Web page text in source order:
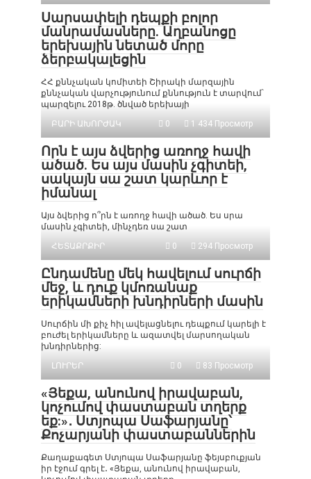
Սարսափելի դեպքի բոլոր
մանրամասները. Աղբանոցը
երեխային նետած մորը
ձերբակալեցին
ՀՀ քննչական կոմիտեի Շիրակի մարզային
քննչական վարչությունում քննություն է տարվում՝
պարզելու 2018թ. ծնված երեխայի
ԲԱՐԻ ԱԽՈՐԺԱԿ
0 1 434 Просмотр
Որն է այս ձվերից առողջ հավի
ածած. Ես այս մասին չգիտեի,
սակայն սա շատ կարևոր է
իմանալ
Այս ձվերից ո՞րն է առողջ հավի ածած. Ես սրա
մասին չգիտեի, մինչդեռ սա շատ
ՀԵՏԱՔՐՔԻՐ
0 294 Просмотр
Ընդամենը մեկ հավելում սուրճի
մեջ, և դուք կմոռանաք
երիկամների խնդիրների մասին
Սուրճին մի քիչ հիլ ավելացնելու դեպքում կարելի է
բուժել երիկամները և ազատվել մարսողական
խնդիրներից:
ԼՈՒՐԵՐ
0 83 Просмотр
«Յեքա, անունով իրավաբան,
կոչումով փաստաբան տղերք
եք:»․ Ստյոպա Սաֆարյանը՝
Քոչարյանի փաստաբաններին
Քաղաքագետ Ստյոպա Սաֆարյանը ֆեյսբուքյան
իր էջում գրել է․ «Յեքա, անունով իրավաբան,